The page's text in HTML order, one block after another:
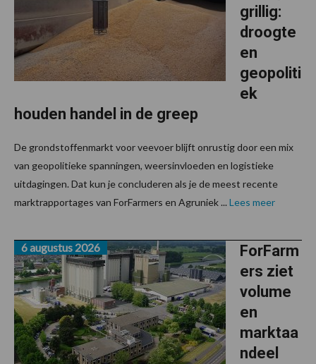
grillig:
droogte
en
geopoliti
ek
houden handel in de greep
De grondstoffenmarkt voor veevoer blijft onrustig door een mix
van geopolitieke spanningen, weersinvloeden en logistieke
uitdagingen. Dat kun je concluderen als je de meest recente
marktrapportages van ForFarmers en Agruniek ... Lees meer
ForFarm
ers ziet
volume
en
marktaa
ndeel
6 augustus 2026